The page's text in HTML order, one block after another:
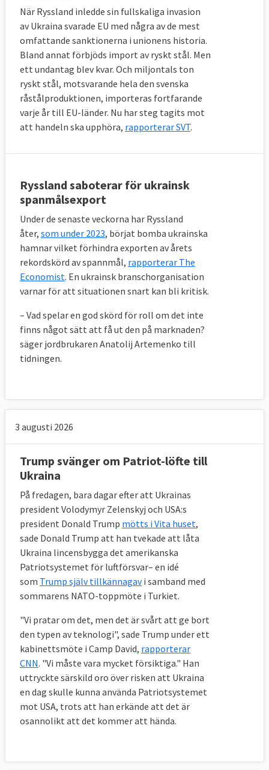
När Ryssland inledde sin fullskaliga invasion
av Ukraina svarade EU med några av de mest
omfattande sanktionerna i unionens historia.
Bland annat förbjöds import av ryskt stål. Men
ett undantag blev kvar. Och miljontals ton
ryskt stål, motsvarande hela den svenska
råstålproduktionen, importeras fortfarande
varje år till EU-länder. Nu har steg tagits mot
att handeln ska upphöra, rapporterar SVT.
Ryssland saboterar för ukrainsk
spanmålsexport
Under de senaste veckorna har Ryssland
åter, som under 2023, börjat bomba ukrainska
hamnar vilket förhindra exporten av årets
rekordskörd av spannmål, rapporterar The
Economist. En ukrainsk branschorganisation
varnar för att situationen snart kan bli kritisk.
– Vad spelar en god skörd för roll om det inte
finns något sätt att få ut den på marknaden?
säger jordbrukaren Anatolij Artemenko till
tidningen.
3 augusti 2026
Trump svänger om Patriot-löfte till
Ukraina
På fredagen, bara dagar efter att Ukrainas
president Volodymyr Zelenskyj och USA:s
president Donald Trump mötts i Vita huset,
sade Donald Trump att han tvekade att låta
Ukraina lincensbygga det amerikanska
Patriotsystemet för luftförsvar– en idé
som Trump själv tillkännagavi samband med
sommarens NATO-toppmöte i Turkiet.
"Vi pratar om det, men det är svårt att ge bort
den typen av teknologi", sade Trump under ett
kabinettsmöte i Camp David, rapporterar
CNN. "Vi måste vara mycket försiktiga." Han
uttryckte särskild oro över risken att Ukraina
en dag skulle kunna använda Patriotsystemet
mot USA, trots att han erkände att det är
osannolikt att det kommer att hända.